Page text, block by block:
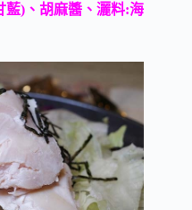
藍)、胡麻醬、灑料:海